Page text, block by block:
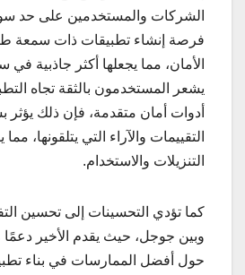
الشركات والمستخدمين على حد
فرصة إنشاء تطبيقات ذات سمعة
الأمان، مما يجعلها أكثر جاذبية
يشعر المستخدمون بالثقة تجاه
أدوات أمان متقدمة، فإن ذلك يؤثر
التقييمات والآراء التي يتلقونها،
التنزيلات والاستخدام.
كما تؤدي التحسينات إلى تحسين
وبين جوجل، حيث يقدم الأخير
حول أفضل الممارسات في بناء